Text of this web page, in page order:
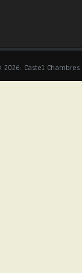
Castel Chambres